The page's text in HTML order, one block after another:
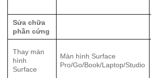
Sửa chữa
phần cứng
Thay màn
hình
Surface
Màn hình Surface
Pro/Go/Book/Laptop/Studio